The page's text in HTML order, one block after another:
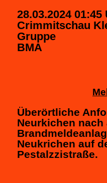
28.03.2024 01:45
Crimmitschau
Gruppe
BMA
Überörtliche
Neurkichen
Neukrichen auf
Pestalzzistraße.